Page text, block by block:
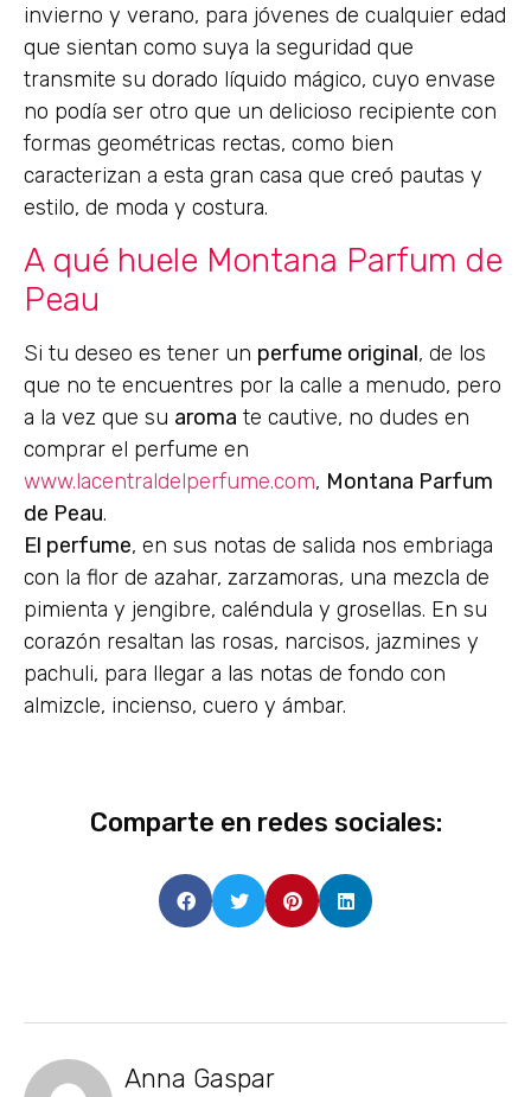
invierno y verano, para jóvenes de cualquier edad
que sientan como suya la seguridad que
transmite su dorado líquido mágico, cuyo envase
no podía ser otro que un delicioso recipiente con
formas geométricas rectas, como bien
caracterizan a esta gran casa que creó pautas y
estilo, de moda y costura.
A qué huele Montana Parfum de
Peau
Si tu deseo es tener un perfume original, de los
que no te encuentres por la calle a menudo, pero
a la vez que su aroma te cautive, no dudes en
comprar el perfume en
www.lacentraldelperfume.com, Montana Parfum
de Peau.
El perfume, en sus notas de salida nos embriaga
con la flor de azahar, zarzamoras, una mezcla de
pimienta y jengibre, caléndula y grosellas. En su
corazón resaltan las rosas, narcisos, jazmines y
pachuli, para llegar a las notas de fondo con
almizcle, incienso, cuero y ámbar.
Comparte en redes sociales:
Anna Gaspar